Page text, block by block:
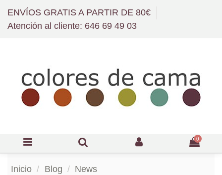
ENVÍOS GRATIS A PARTIR DE 80€
Atención al cliente: 646 69 49 03
0
Inicio Blog News